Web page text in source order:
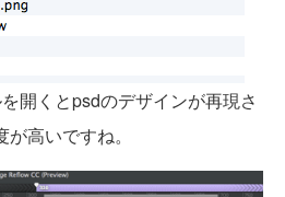
開くとpsdのデザインが再現さ
高いですね。